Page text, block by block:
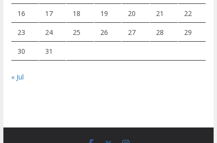
16 17 18 19 20 21 22
23 24 25 26 27 28 29
30 31
« Jul